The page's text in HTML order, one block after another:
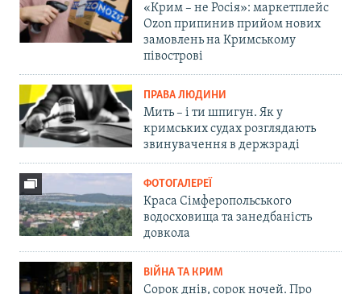
«Крим – не Росія»: маркетплейс
Ozon припинив прийом нових
замовлень на Кримському
півострові
ПРАВА ЛЮДИНИ
Мить – і ти шпигун. Як у
кримських судах розглядають
звинувачення в держзраді
ФОТОГАЛЕРЕЇ
Краса Сімферопольського
водосховища та занедбаність
довкола
ВІЙНА ТА КРИМ
Сорок днів, сорок ночей. Про